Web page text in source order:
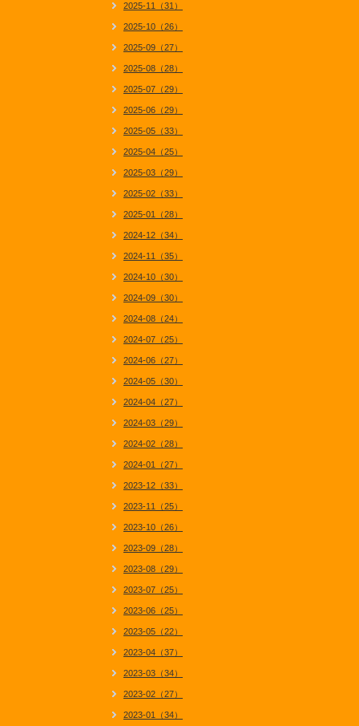
2025-11（31）
2025-10（26）
2025-09（27）
2025-08（28）
2025-07（29）
2025-06（29）
2025-05（33）
2025-04（25）
2025-03（29）
2025-02（33）
2025-01（28）
2024-12（34）
2024-11（35）
2024-10（30）
2024-09（30）
2024-08（24）
2024-07（25）
2024-06（27）
2024-05（30）
2024-04（27）
2024-03（29）
2024-02（28）
2024-01（27）
2023-12（33）
2023-11（25）
2023-10（26）
2023-09（28）
2023-08（29）
2023-07（25）
2023-06（25）
2023-05（22）
2023-04（37）
2023-03（34）
2023-02（27）
2023-01（34）